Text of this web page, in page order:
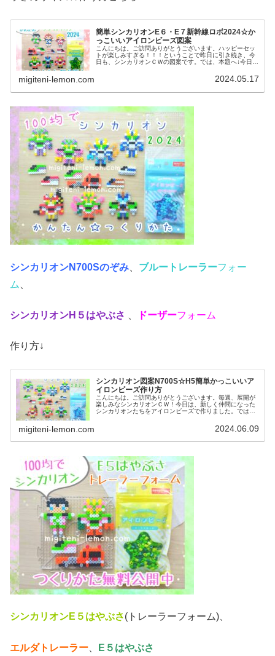
簡単シンカリオンE６・E７新幹線ロボ2024☆か
っこいいアイロンビーズ図案
こんにちは。ご訪問ありがとうございます。ハッピーセッ
トが楽しみすぎる！！！ということで昨日に引き続き、今
日も、シンカリオンＣＷの図案です。では、本題へ↓今日の
migiteni-lemon.com 2024.05.17
シンカリオンN700Sのぞみ ブルートレーラーフォー
ム
シンカリオンH５はやぶさ ドーザーフォーム
作り方↓
シンカリオン図案N700S☆H5簡単かっこいいア
イロンビーズ作り方
こんにちは。ご訪問ありがとうございます。毎週、展開が
楽しみなシンカリオンＣＷ！今日は、新しく仲間になった
シンカリオンたちをアイロンビーズで作りました。では、
migiteni-lemon.com 2024.06.09
シンカリオンE５はやぶさ(トレーラーフォーム)、
エルダトレーラー E５はやぶさ